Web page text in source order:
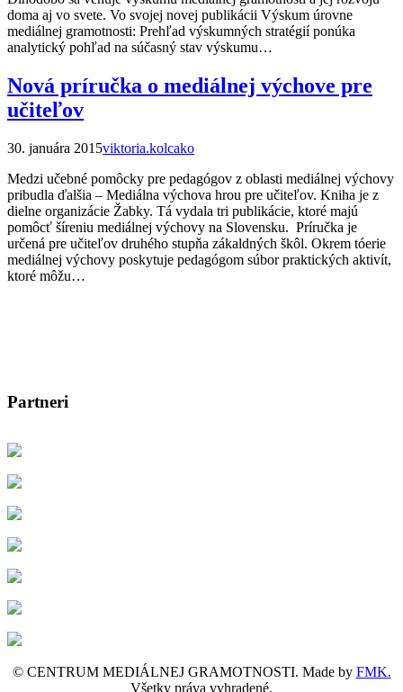
doma aj vo svete. Vo svojej novej publikácii Výskum úrovne
mediálnej gramotnosti: Prehľad výskumných stratégií ponúka
analytický pohľad na súčasný stav výskumu…
Nová príručka o mediálnej výchove pre
učiteľov
30. januára 2015viktoria.kolcako
Medzi učebné pomôcky pre pedagógov z oblasti mediálnej výchovy
pribudla ďalšia – Mediálna výchova hrou pre učiteľov. Kniha je z
dielne organizácie Žabky. Tá vydala tri publikácie, ktoré majú
pomôcť šíreniu mediálnej výchovy na Slovensku. Príručka je
určená pre učiteľov druhého stupňa zákaldných škôl. Okrem tóerie
mediálnej výchovy poskytuje pedagógom súbor praktických aktivít,
ktoré môžu…
Partneri
© CENTRUM MEDIÁLNEJ GRAMOTNOSTI. Made by FMK.
Všetky práva vyhradené.